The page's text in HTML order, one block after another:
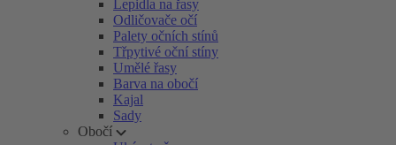
Lepidla na řasy
Odličovače očí
Palety očních stínů
Třpytivé oční stíny
Umělé řasy
Barva na obočí
Kajal
Sady
Obočí